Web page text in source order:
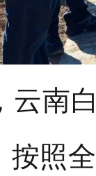
云南
按照